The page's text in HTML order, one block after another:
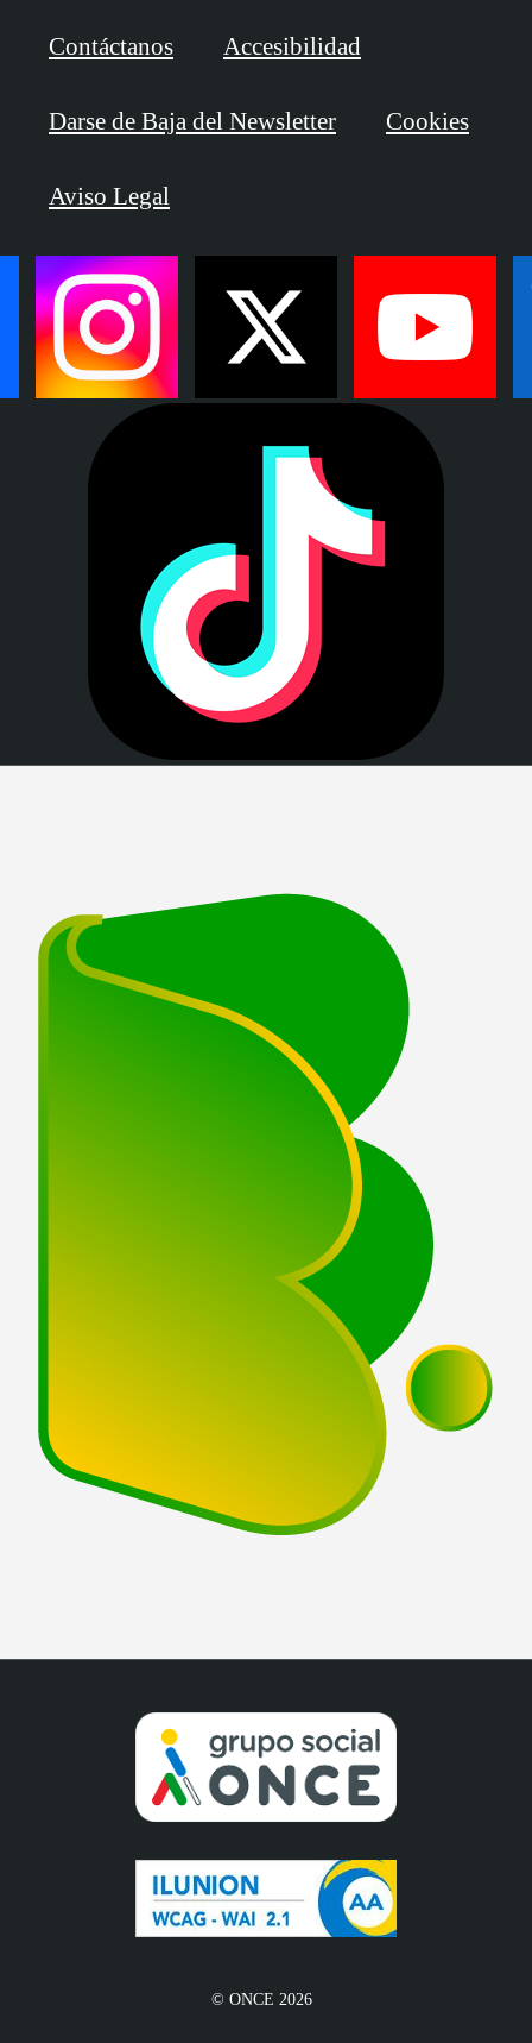
© ONCE 2026
Contáctanos Accesibilidad
Darse de Baja del Newsletter Cookies
Aviso Legal